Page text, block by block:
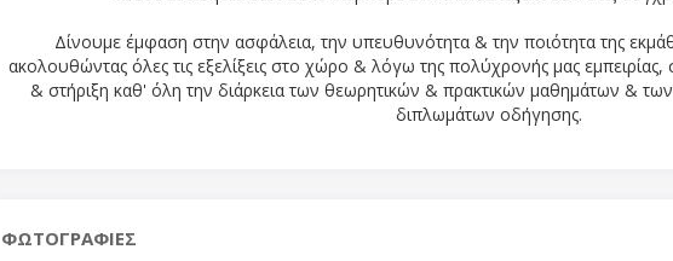
Δίνουμε έμφαση στην ασφάλεια, την υπευθυνότητα & την ποιότητα της
ακολουθώντας όλες τις εξελίξεις στο χώρο & λόγω της πολύχρονής μας
& στήριξη καθ' όλη την διάρκεια των θεωρητικών & πρακτικών μαθημάτων & των
διπλωμάτων οδήγησης.
ΦΩΤΟΓΡΑΦΙΕΣ